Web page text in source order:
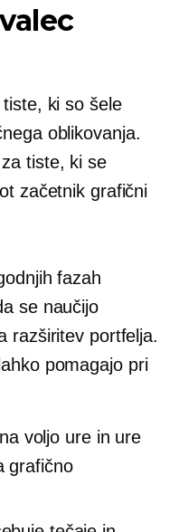
ki so šele
oblikovanja.
tiste, ki se
začetnik grafični
fazah
se naučijo
razširitev portfelja.
pomagajo pri
voljo ure in ure
grafično